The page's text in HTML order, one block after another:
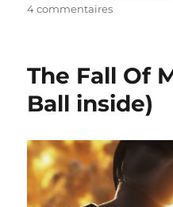
4 commentairessur
Court
métrage
inversé
The Fall Of
Ball inside)